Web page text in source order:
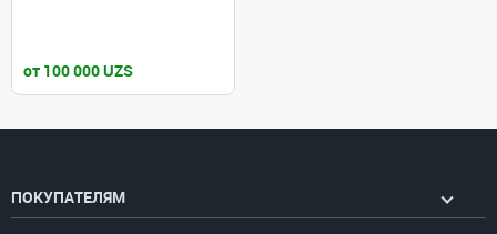
от 100 000 UZS
ПОКУПАТЕЛЯМ